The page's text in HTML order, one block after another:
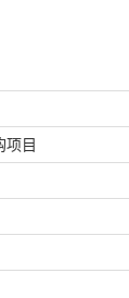
项目